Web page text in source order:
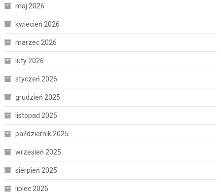
maj 2026
kwiecień 2026
marzec 2026
luty 2026
styczeń 2026
grudzień 2025
listopad 2025
październik 2025
wrzesień 2025
sierpień 2025
lipiec 2025